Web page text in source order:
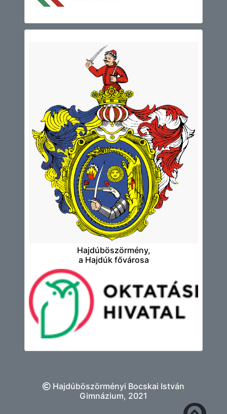
Hajdúböszörmény,
a Hajdúk fővárosa
Hajdúböszörményi Bocskai István
Gimnázium, 2021